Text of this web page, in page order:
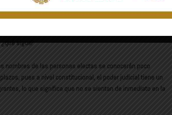
historia reciente del país, miles de personas tuvieron en sus
poder judicial. Una elección inédita, sí, pero que también
sigue?
nombres de las personas electas se conocerán poco
pues a nivel constitucional, el poder judicial tiene un
lo que significa que no se sientan de inmediato en la